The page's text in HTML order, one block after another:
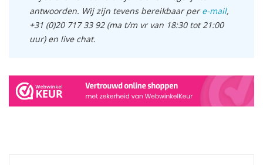
antwoorden. Wij zijn tevens bereikbaar pere-mail,
+31 (0)20 717 33 92 (ma t/m vr van 18:30 tot 21:00
uur) en live chat.